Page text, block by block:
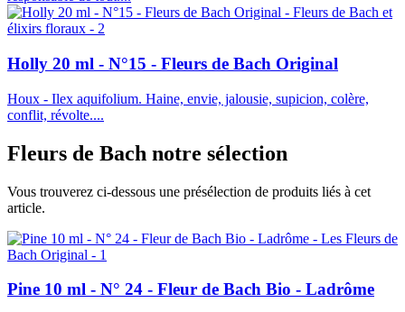
Holly 20 ml - N°15 - Fleurs de Bach Original
Houx - Ilex aquifolium. Haine, envie, jalousie, supicion, colère,
conflit, révolte....
Fleurs de Bach notre sélection
Vous trouverez ci-dessous une présélection de produits liés à cet
article.
Pine 10 ml - N° 24 - Fleur de Bach Bio - Ladrôme